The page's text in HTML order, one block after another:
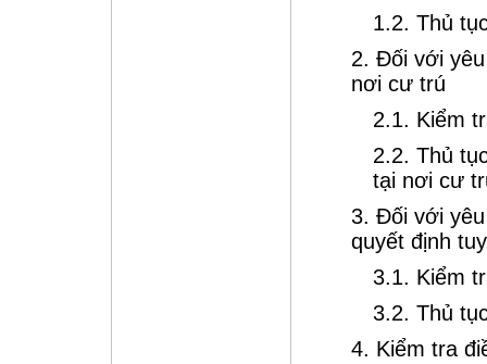
1.2. Thủ
2. Đối với
nơi cư trú
2.1. Kiểm
2.2. Thủ
tại nơi cư
3. Đối với
quyết định
3.1. Kiểm
3.2. Thủ
4. Kiểm tra